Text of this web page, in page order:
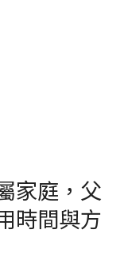
家庭，父
時間與方